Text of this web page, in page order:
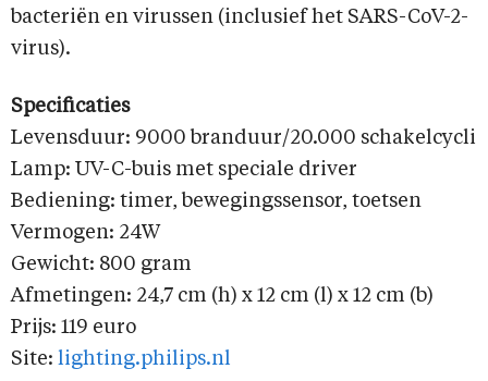
bacteriën en virussen (inclusief het SARS-CoV-2-
virus).
Specificaties
Levensduur: 9000 branduur/20.000 schakelcycli
Lamp: UV-C-buis met speciale driver
Bediening: timer, bewegingssensor, toetsen
Vermogen: 24W
Gewicht: 800 gram
Afmetingen: 24,7 cm (h) x 12 cm (l) x 12 cm (b)
Prijs: 119 euro
Site: lighting.philips.nl